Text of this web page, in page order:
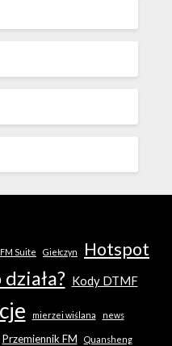
FM Suite Giełczyn Hotspot
działa? Kody DTMF
mierzei wiślana news
Przemiennik FM Quansheng